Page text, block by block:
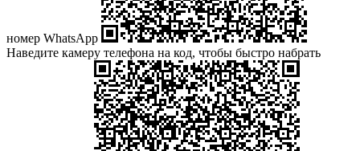
номер WhatsApp
Наведите камеру телефона на код, чтобы быстро набрать